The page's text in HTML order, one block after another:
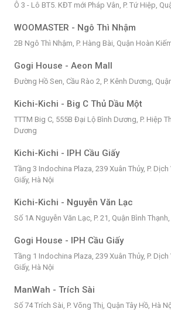
Ô 3 - Lô BT5. KĐT mới Pháp Vân, P. Tứ Hiệp,
WOOMASTER - Ngô Thì Nhậm
2B Ngô Thì Nhậm, P. Hàng Bài, Quận Hoàn
Gogi House - Aeon Mall
Đường Hồ Sen, Cầu Rào 2, P. Kênh Dương,
Kichi-Kichi - Big C Thủ Dầu Một
TTTM Big C, 555B Đại Lộ Bình Dương, P. Hiệp
Dương
Kichi-Kichi - IPH Cầu Giấy
Tầng 3 Indochina Plaza, 239 Xuân Thủy, P.
Giấy, Hà Nội
Kichi-Kichi - Nguyễn Văn Lạc
Số 1A Nguyễn Văn Lạc, P. 21, Quận Bình
Gogi House - IPH Cầu Giấy
Tầng 1 Indochina Plaza, 239 Xuân Thủy, P.
Giấy, Hà Nội
ManWah - Trích Sài
Số 74 Trích Sài, P. Võng Thị, Quận Tây Hồ, Hà